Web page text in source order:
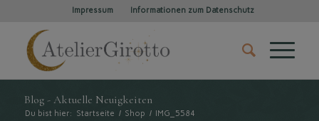
Impressum Informationen zum Datenschutz
Blog - Aktuelle Neuigkeiten
Du bist hier: Startseite / Shop / IMG_5584